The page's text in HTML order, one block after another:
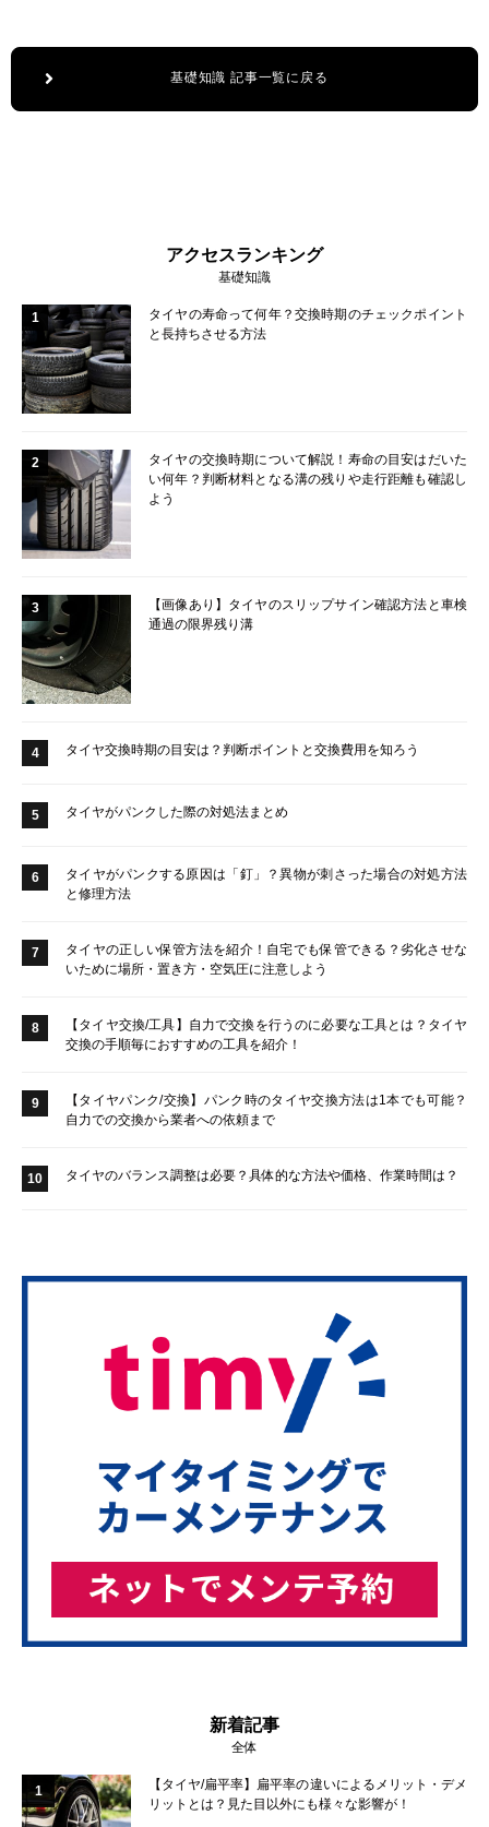
基礎知識 記事一覧に戻る
アクセスランキング
基礎知識
1
タイヤの寿命って何年？交換時期のチェックポイント
と長持ちさせる方法
2
タイヤの交換時期について解説！寿命の目安はだいた
い何年？判断材料となる溝の残りや走行距離も確認し
よう
3
【画像あり】タイヤのスリップサイン確認方法と車検
通過の限界残り溝
4 タイヤ交換時期の目安は？判断ポイントと交換費用を知ろう
5 タイヤがパンクした際の対処法まとめ
6
タイヤがパンクする原因は「釘」？異物が刺さった場合の対処方法
と修理方法
7
タイヤの正しい保管方法を紹介！自宅でも保管できる？劣化させな
いために場所・置き方・空気圧に注意しよう
8
【タイヤ交換/工具】自力で交換を行うのに必要な工具とは？タイヤ
交換の手順毎におすすめの工具を紹介！
9
【タイヤパンク/交換】パンク時のタイヤ交換方法は1本でも可能？
自力での交換から業者への依頼まで
10 タイヤのバランス調整は必要？具体的な方法や価格、作業時間は？
新着記事
全体
1
【タイヤ/扁平率】扁平率の違いによるメリット・デメ
リットとは？見た目以外にも様々な影響が！